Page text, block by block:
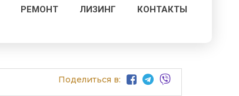
РЕМОНТ ЛИЗИНГ КОНТАКТЫ
Поделиться в: